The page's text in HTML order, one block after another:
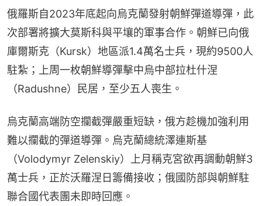
俄羅斯自2023年底起向烏克蘭發射朝鮮彈道導彈，此
次部署將擴大莫斯科與平壤的軍事合作。朝鮮已向俄
庫爾斯克（Kursk）地區派1.4萬名士兵，現約9500人
駐紮；上周一枚朝鮮導彈擊中烏中部拉杜什涅
（Radushne）民居，至少五人喪生。
烏克蘭高端防空攔截彈嚴重短缺，俄方趁機加強利用
難以攔截的彈道導彈。烏克蘭總統澤連斯基
（Volodymyr Zelenskiy）上月稱克宮欲再調動朝鮮3
萬士兵，正於沃羅涅日籌備接收；俄國防部與朝鮮駐
聯合國代表團未即時回應。